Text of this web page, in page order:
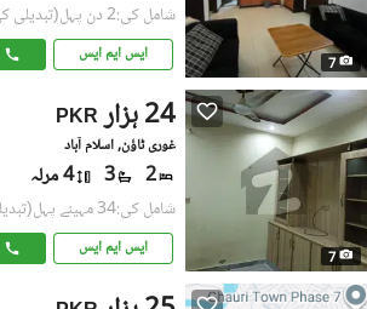
7
شامل کی:2 دن پہل (تبدیلی کی
ایس ایم ایس
7
PKR 24 ہزار
غوری ٹاؤن, اسلام آباد
2
3 4 مرلہ
شامل کی:34 مہینے پہل (تبدیلی
ایس ایم ایس